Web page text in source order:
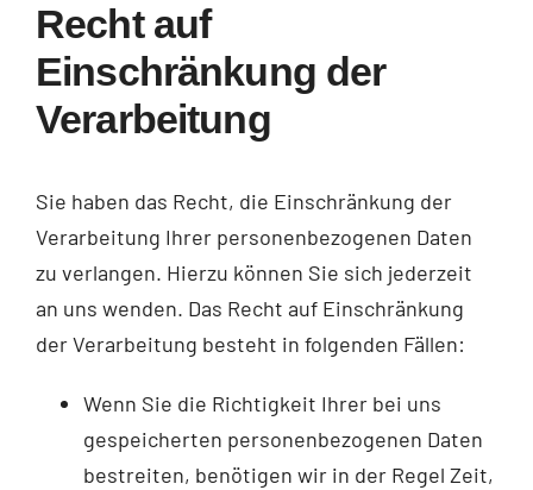
Recht auf
Einschränkung der
Verarbeitung
Sie haben das Recht, die Einschränkung der
Verarbeitung Ihrer personenbezogenen Daten
zu verlangen. Hierzu können Sie sich jederzeit
an uns wenden. Das Recht auf Einschränkung
der Verarbeitung besteht in folgenden Fällen:
Wenn Sie die Richtigkeit Ihrer bei uns
gespeicherten personenbezogenen Daten
bestreiten, benötigen wir in der Regel Zeit,